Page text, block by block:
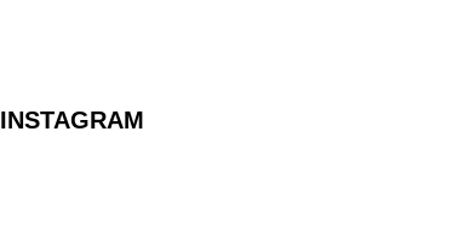
INSTAGRAM